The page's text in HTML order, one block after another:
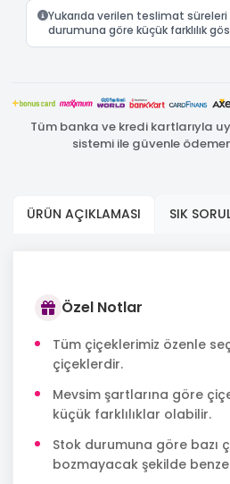
Yukarıda verilen teslimat
durumuna göre küçük farklılık
Tüm banka ve kredi kartlarıyla
sistemi ile güvenle
ÜRÜN AÇIKLAMASI SIK
Özel Notlar
Tüm çiçeklerimiz özenle
çiçeklerdir.
Mevsim şartlarına göre
küçük farklılıklar olabilir.
Stok durumuna göre bazı
bozmayacak şekilde